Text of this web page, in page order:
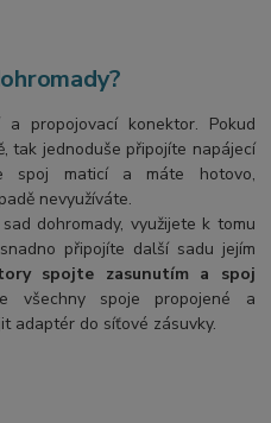
propojovací konektor. Pokud
tak jednoduše připojíte napájecí
spoj maticí a máte hotovo,
nevyužíváte.
dohromady, využijete k tomu
připojíte další sadu jejím
spojte zasunutím a spoj
všechny spoje propojené a
adaptér do síťové zásuvky.